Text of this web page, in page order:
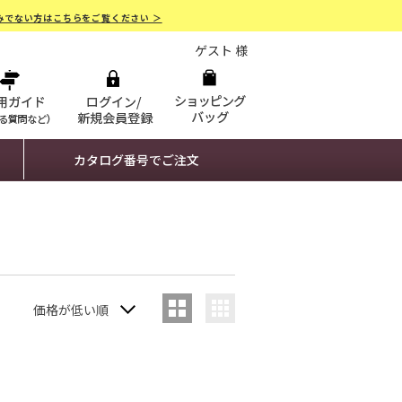
ない方はこちらをご覧ください ＞
ゲスト 様
カタログ番号でご注文
価格が低い順